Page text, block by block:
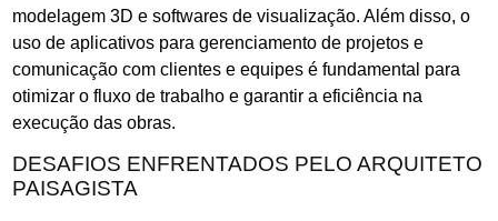
modelagem 3D e softwares de visualização. Além disso, o
uso de aplicativos para gerenciamento de projetos e
comunicação com clientes e equipes é fundamental para
otimizar o fluxo de trabalho e garantir a eficiência na
execução das obras.
DESAFIOS ENFRENTADOS PELO ARQUITETO
PAISAGISTA